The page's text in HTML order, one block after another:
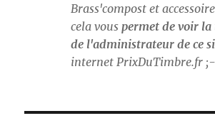
Brass'compost et
cela vous permet de voir la
de l'administrateur de ce
internet PrixDuTimbre.fr